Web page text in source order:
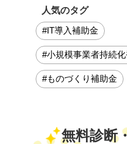
人気のタグ
#IT導入補助金
#小規模事業者持続
#ものづくり補助金
無料診断